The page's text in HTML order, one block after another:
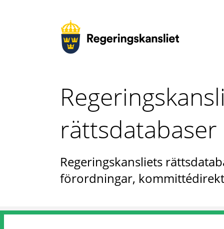
rättsdatabaser
Regeringskansliets
förordningar,